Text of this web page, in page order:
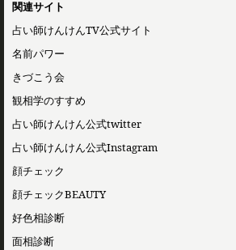
関連サイト
占い師けんけんTV公式サイト
名前パワー
きづこう会
観相学のすすめ
占い師けんけん公式twitter
占い師けんけん公式Instagram
顔チェック
顔チェックBEAUTY
好色相診断
面相診断